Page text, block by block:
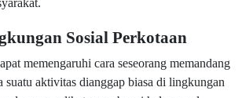
Sosial Perkotaan
memengaruhi cara seseorang memandang
suatu aktivitas dianggap biasa di lingkungan